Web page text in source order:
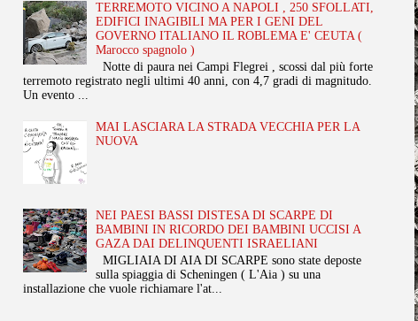
TERREMOTO VICINO A NAPOLI , 250 SFOLLATI,
EDIFICI INAGIBILI MA PER I GENI DEL
GOVERNO ITALIANO IL ROBLEMA E' CEUTA (
Marocco spagnolo )
Notte di paura nei Campi Flegrei , scossi dal più forte
terremoto registrato negli ultimi 40 anni, con 4,7 gradi di magnitudo.
Un evento ...
MAI LASCIARA LA STRADA VECCHIA PER LA
NUOVA
NEI PAESI BASSI DISTESA DI SCARPE DI
BAMBINI IN RICORDO DEI BAMBINI UCCISI A
GAZA DAI DELINQUENTI ISRAELIANI
MIGLIAIA DI AIA DI SCARPE sono state deposte
sulla spiaggia di Scheningen ( L'Aia ) su una
installazione che vuole richiamare l'at...